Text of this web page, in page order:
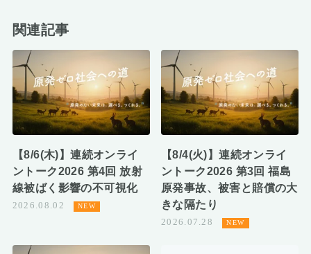
関連記事
【8/6(木)】連続オンライ
ントーク2026 第4回 放射
線被ばく影響の不可視化
2026.08.02
【8/4(火)】連続オンライ
ントーク2026 第3回 福島
原発事故、被害と賠償の大
きな隔たり
2026.07.28